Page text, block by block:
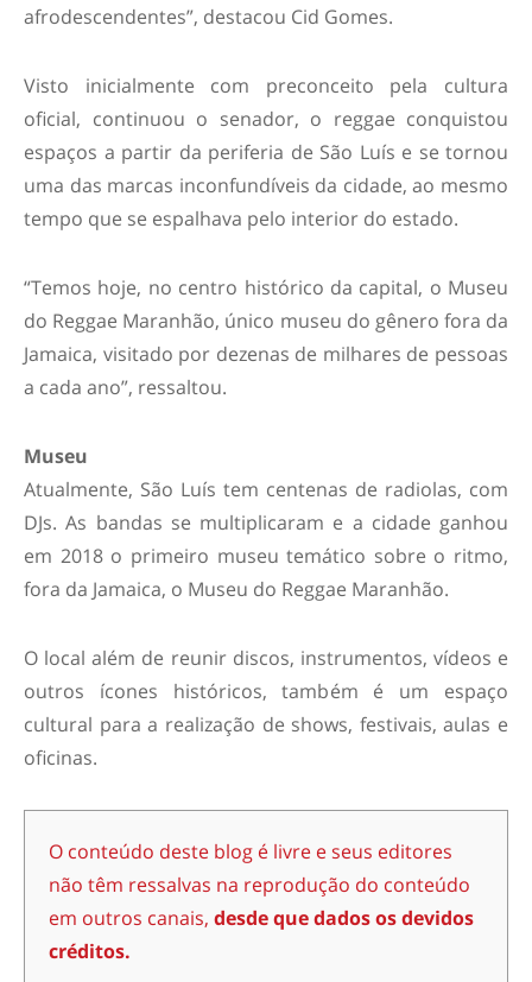
afrodescendentes”, destacou Cid Gomes.
Visto inicialmente com preconceito pela cultura
oficial, continuou o senador, o reggae conquistou
espaços a partir da periferia de São Luís e se tornou
uma das marcas inconfundíveis da cidade, ao mesmo
tempo que se espalhava pelo interior do estado.
“Temos hoje, no centro histórico da capital, o Museu
do Reggae Maranhão, único museu do gênero fora da
Jamaica, visitado por dezenas de milhares de pessoas
a cada ano”, ressaltou.
Museu
Atualmente, São Luís tem centenas de radiolas, com
DJs. As bandas se multiplicaram e a cidade ganhou
em 2018 o primeiro museu temático sobre o ritmo,
fora da Jamaica, o Museu do Reggae Maranhão.
O local além de reunir discos, instrumentos, vídeos e
outros ícones históricos, também é um espaço
cultural para a realização de shows, festivais, aulas e
oficinas.
O conteúdo deste blog é livre e seus editores
não têm ressalvas na reprodução do conteúdo
em outros canais, desde que dados os devidos
créditos.